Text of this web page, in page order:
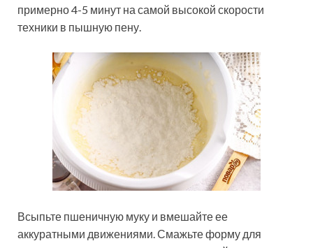
примерно 4-5 минут на самой высокой скорости
техники в пышную пену.
Всыпьте пшеничную муку и вмешайте ее
аккуратными движениями. Смажьте форму для